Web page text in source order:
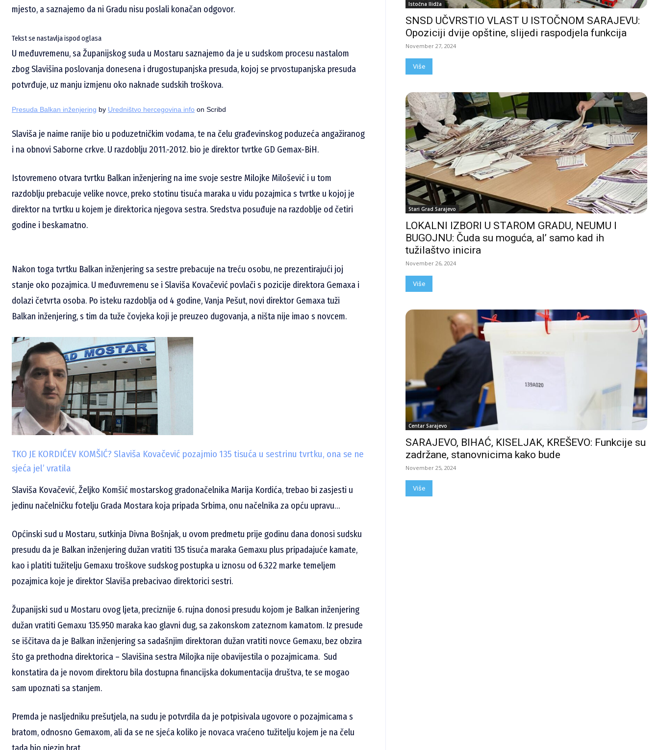
mjesto, a saznajemo da ni Gradu nisu poslali konačan odgovor.
Tekst se nastavlja ispod oglasa
U međuvremenu, sa Županijskog suda u Mostaru saznajemo da je u sudskom procesu nastalom
zbog Slavišina poslovanja donesena i drugostupanjska presuda, kojoj se prvostupanjska presuda
potvrđuje, uz manju izmjenu oko naknade sudskih troškova.
Presuda Balkan inženjering by Uredništvo hercegovina info on Scribd
Slaviša je naime ranije bio u poduzetničkim vodama, te na čelu građevinskog poduzeća angažiranog
i na obnovi Saborne crkve. U razdoblju 2011.-2012. bio je direktor tvrtke GD Gemax-BiH.
Istovremeno otvara tvrtku Balkan inženjering na ime svoje sestre Milojke Milošević i u tom
razdoblju prebacuje velike novce, preko stotinu tisuća maraka u vidu pozajmica s tvrtke u kojoj je
direktor na tvrtku u kojem je direktorica njegova sestra. Sredstva posuđuje na razdoblje od četiri
godine i beskamatno.
Nakon toga tvrtku Balkan inženjering sa sestre prebacuje na treću osobu, ne prezentirajući joj
stanje oko pozajmica. U međuvremenu se i Slaviša Kovačević povlači s pozicije direktora Gemaxa i
dolazi četvrta osoba. Po isteku razdoblja od 4 godine, Vanja Pešut, novi direktor Gemaxa tuži
Balkan inženjering, s tim da tuže čovjeka koji je preuzeo dugovanja, a ništa nije imao s novcem.
TKO JE KORDIĆEV KOMŠIĆ? Slaviša Kovačević pozajmio 135 tisuća u sestrinu tvrtku, ona se ne
sjeća jel’ vratila
Slaviša Kovačević, Željko Komšić mostarskog gradonačelnika Marija Kordića, trebao bi zasjesti u
jedinu načelničku fotelju Grada Mostara koja pripada Srbima, onu načelnika za opću upravu…
Općinski sud u Mostaru, sutkinja Divna Bošnjak, u ovom predmetu prije godinu dana donosi sudsku
presudu da je Balkan inženjering dužan vratiti 135 tisuća maraka Gemaxu plus pripadajuće kamate,
kao i platiti tužitelju Gemaxu troškove sudskog postupka u iznosu od 6.322 marke temeljem
pozajmica koje je direktor Slaviša prebacivao direktorici sestri.
Županijski sud u Mostaru ovog ljeta, preciznije 6. rujna donosi presudu kojom je Balkan inženjering
dužan vratiti Gemaxu 135.950 maraka kao glavni dug, sa zakonskom zateznom kamatom. Iz presude
se iščitava da je Balkan inženjering sa sadašnjim direktoran dužan vratiti novce Gemaxu, bez obzira
što ga prethodna direktorica – Slavišina sestra Milojka nije obavijestila o pozajmicama. Sud
konstatira da je novom direktoru bila dostupna financijska dokumentacija društva, te se mogao
sam upoznati sa stanjem.
Premda je nasljedniku prešutjela, na sudu je potvrdila da je potpisivala ugovore o pozajmicama s
bratom, odnosno Gemaxom, ali da se ne sjeća koliko je novaca vraćeno tužitelju kojem je na čelu
Istočna Ilidža
SNSD UČVRSTIO VLAST U ISTOČNOM SARAJEVU:
Opoziciji dvije opštine, slijedi raspodjela funkcija
November 27, 2024
Više
Stari Grad Sarajevo
LOKALNI IZBORI U STAROM GRADU, NEUMU I
BUGOJNU: Čuda su moguća, al’ samo kad ih
tužilaštvo inicira
November 26, 2024
Više
Centar Sarajevo
SARAJEVO, BIHAĆ, KISELJAK, KREŠEVO: Funkcije su
zadržane, stanovnicima kako bude
November 25, 2024
Više